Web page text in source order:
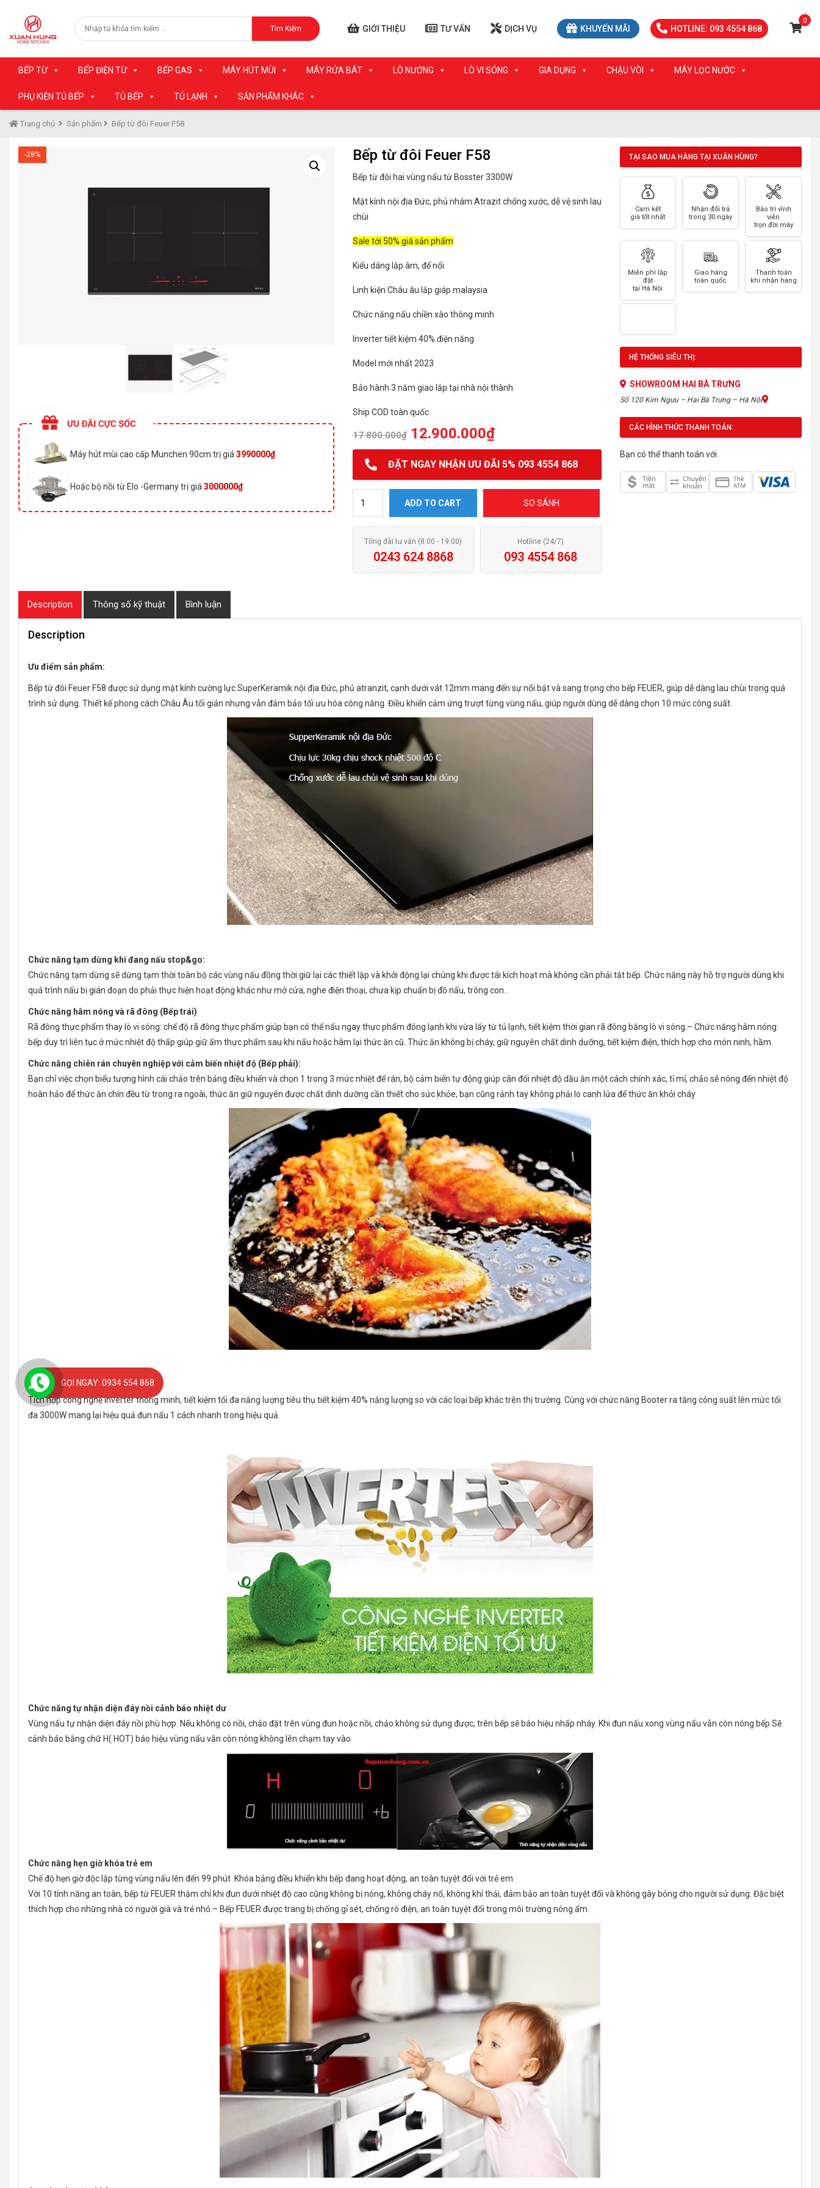
Tìm Kiếm GIỚI THIỆU TƯ VẤN DỊCH VỤ KHUYẾN MÃI HOTLINE: 093 4554 868
0
BẾP TỪ BẾP ĐIỆN TỪ BẾP GAS MÁY HÚT MÙI MÁY RỬA BÁT LÒ NƯỚNG LÒ VI SÓNG GIA DỤNG CHẬU VÒI MÁY LỌC NƯỚC
PHỤ KIỆN TỦ BẾP TỦ BẾP TỦ LẠNH SẢN PHẨM KHÁC
Trang chủ Sản phẩm Bếp từ đôi Feuer F58
-28%
Máy hút mùi cao cấp Munchen 90cm trị giá 3990000₫
Hoặc bộ nồi từ Elo -Germany trị giá3000000₫
Bếp từ đôi Feuer F58
Bếp từ đôi hai vùng nấu từ Bosster 3300W
Mặt kính nội địa Đức, phủ nhám Atrazit chống xước, dễ vệ sinh lau
chùi
Sale tới 50% giá sản phẩm
Kiểu dáng lắp âm, để nổi
Linh kiện Châu âu lắp giáp malaysia
Chức năng nấu chiền xào thông minh
Inverter tiết kiệm 40% điện năng
Model mới nhất 2023
Bảo hành 3 năm giao lắp tại nhà nội thành
Ship COD toàn quốc
17.800.000₫ 12.900.000₫
ĐẶT NGAY NHẬN ƯU ĐÃI 5% 093 4554 868
ADD TO CART SO SÁNH
Tổng đài tư vấn (8:00 - 19:00)
0243 624 8868
Hotline (24/7)
093 4554 868
TẠI SAO MUA HÀNG TẠI XUÂN HÙNG?
Cam kết
giá tốt nhất
Nhận đổi trả
trong 30 ngày
Bảo trì vĩnh
viễn
trọn đời máy
Miễn phí lắp
đặt
tại Hà Nội
Giao hàng
toàn quốc
Thanh toán
khi nhận hàng
HỆ THỐNG SIÊU THỊ:
SHOWROOM HAI BÀ TRƯNG
Số 120 Kim Ngưu – Hai Bà Trưng – Hà Nội
CÁC HÌNH THỨC THANH TOÁN:
Bạn có thể thanh toán với
Description Thông số kỹ thuật Bình luận
Description
Ưu điểm sản phẩm:
Bếp từ đôi Feuer F58 được sử dụng mặt kính cường lực SuperKeramik nội địa Đức, phủ atranzit, cạnh dưới vát 12mm mang đến sự nổi bật và sang trọng cho bếp FEUER, giúp dễ dàng lau chùi trong quá
trình sử dụng. Thiết kế phong cách Châu Âu tối giản nhưng vẫn đảm bảo tối ưu hóa công năng. Điều khiển cảm ứng trượt từng vùng nấu, giúp người dùng dễ dàng chọn 10 mức công suất.
Chức năng tạm dừng khi đang nấu stop&go:
Chức năng tạm dừng sẽ dừng tạm thời toàn bộ các vùng nấu đồng thời giữ lại các thiết lập và khởi động lại chúng khi được tái kích hoạt mà không cần phải tắt bếp. Chức năng này hỗ trợ người dùng khi
quá trình nấu bị gián đoạn do phải thực hiện hoạt động khác như mở cửa, nghe điện thoại, chưa kịp chuẩn bị đồ nấu, trông con…
Chức năng hâm nóng và rã đông (Bếp trái)
Rã đông thực phẩm thay lò vi sóng: chế độ rã đông thực phẩm giúp bạn có thể nấu ngay thực phẩm đông lạnh khi vừa lấy từ tủ lạnh, tiết kiệm thời gian rã đông bằng lò vi sóng.– Chức năng hâm nóng:
bếp duy trì liên tục ở mức nhiệt độ thấp giúp giữ ấm thực phẩm sau khi nấu hoặc hâm lại thức ăn cũ. Thức ăn không bị cháy, giữ nguyên chất dinh dưỡng, tiết kiệm điện, thích hợp cho món ninh, hầm.
Chức năng chiên rán chuyên nghiệp với cảm biến nhiệt độ (Bếp phải):
Bạn chỉ việc chọn biểu tượng hình cái chảo trên bảng điều khiển và chọn 1 trong 3 mức nhiệt để rán, bộ cảm biến tự động giúp cân đối nhiệt độ dầu ăn một cách chính xác, tỉ mỉ, chảo sẽ nóng đến nhiệt độ
hoàn hảo để thức ăn chín đều từ trong ra ngoài, thức ăn giữ nguyên được chất dinh dưỡng cần thiết cho sức khỏe, bạn cũng rảnh tay không phải lo canh lửa để thức ăn khỏi cháy
Công nghệ inveter tiết kiệm điện
Tích hợp công nghệ Inverter thông minh, tiết kiệm tối đa năng lượng tiêu thụ tiết kiệm 40% năng lượng so với các loại bếp khác trên thị trường. Cùng với chức năng Booter ra tăng công suất lên mức tối
đa 3000W mang lại hiệu quả đun nấu 1 cách nhanh trong hiệu quả.
Chức năng tự nhận diện đáy nồi cảnh báo nhiệt dư
Vùng nấu tự nhận diện đáy nồi phù hợp. Nếu không có nồi, chảo đặt trên vùng đun hoặc nồi, chảo không sử dụng được, trên bếp sẽ báo hiệu nhấp nháy. Khi đun nấu xong vùng nấu vẫn còn nóng bếp Sẽ
cảnh báo bằng chữ H( HOT) báo hiệu vùng nấu vẫn còn nóng không lên chạm tay vào
Chức năng hẹn giờ khóa trẻ em
Chế độ hẹn giờ độc lập từng vùng nấu lên đến 99 phút .Khóa bảng điều khiển khi bếp đang hoạt động, an toàn tuyệt đối với trẻ em
Với 10 tính năng an toàn, bếp từ FEUER thậm chí khi đun dưới nhiệt độ cao cũng không bị nóng, không cháy nổ, không khí thải, đảm bảo an toàn tuyệt đối và không gây bỏng cho người sử dụng. Đặc biệt
thích hợp cho những nhà có người già và trẻ nhỏ.– Bếp FEUER được trang bị chống gỉ sét, chống rò điện, an toàn tuyệt đối trong môi trường nóng ẩm.
GỌI NGAY: 0934 554 868